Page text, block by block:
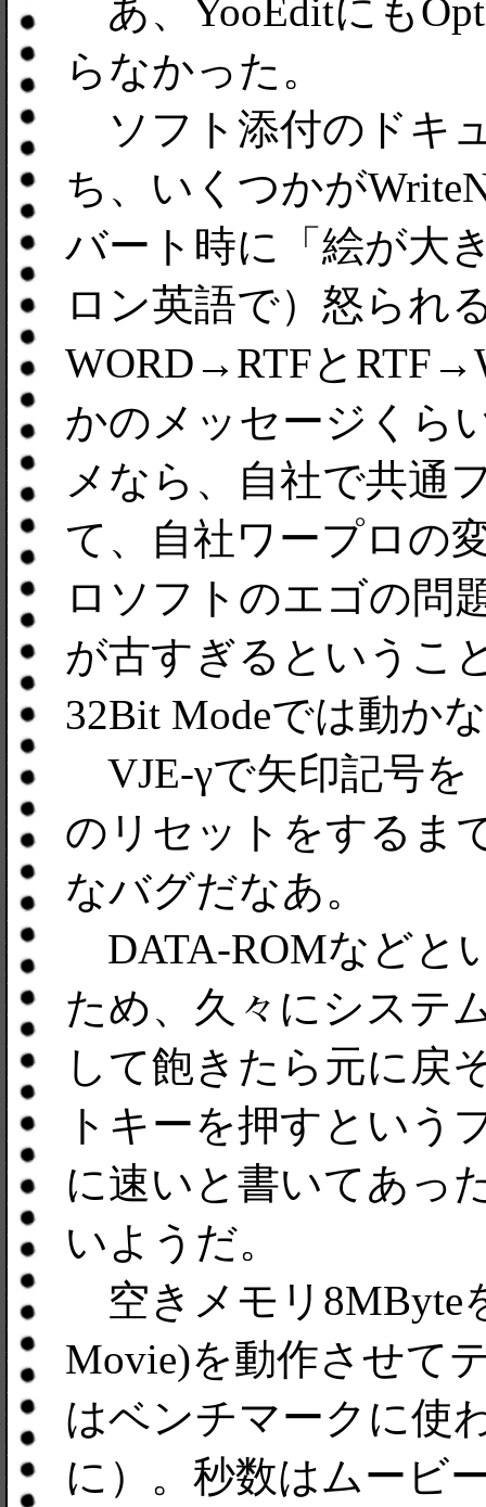
あ、YooEditにも
らなかった。
ソフト添付のドキ
ち、いくつかが
バート時に「絵が大
ロン英語で）怒られ
WORD→RTFと
かのメッセージくら
メなら、自社で共通
て、自社ワープロの
ロソフトのエゴの問
が古すぎるというこ
32Bit Modeでは動か
VJE-γで矢印記号を
のリセットをするま
なバグだなあ。
DATA-ROMなどと
ため、久々にシステ
して飽きたら元に戻
トキーを押すという
に速いと書いてあっ
いようだ。
空きメモリ8MByte
Movie)を動作させて
はベンチマークに使
に）。秒数はムービ